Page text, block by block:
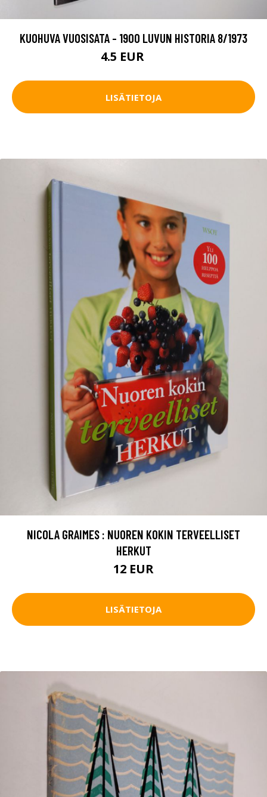
KUOHUVA VUOSISATA - 1900 LUVUN HISTORIA 8/1973
4.5 EUR
LISÄTIETOJA
NICOLA GRAIMES : NUOREN KOKIN TERVEELLISET
HERKUT
12 EUR
LISÄTIETOJA